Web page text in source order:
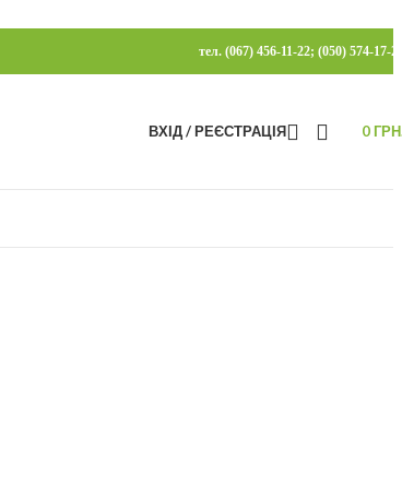
тел. (067) 456-11-22; (050) 574-17-
ВХІД / РЕЄСТРАЦІЯ 0